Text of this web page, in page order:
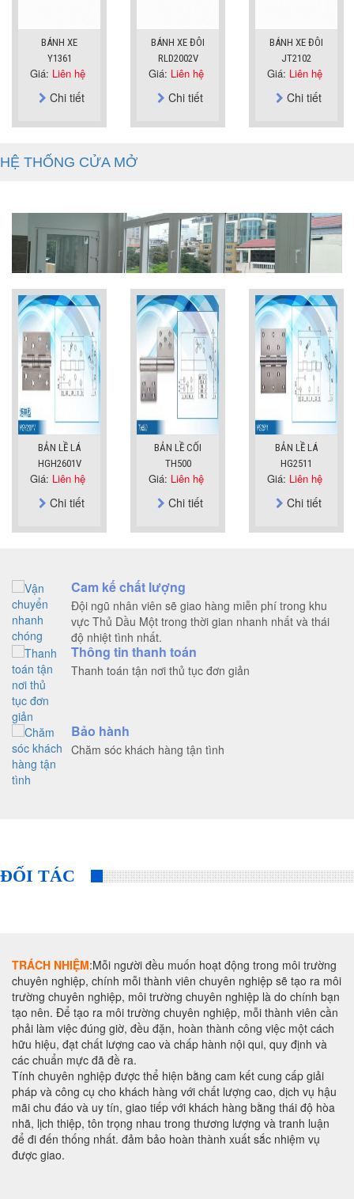
BÁNH XE
Y1361
Giá: Liên hệ
Chi tiết
BÁNH XE ĐÔI
RLD2002V
Giá: Liên hệ
Chi tiết
BÁNH XE ĐÔI
JT2102
Giá: Liên hệ
Chi tiết
HỆ THỐNG CỬA MỞ
BẢN LỀ LÁ
HGH2601V
Giá: Liên hệ
Chi tiết
BẢN LỀ CỐI
TH500
Giá: Liên hệ
Chi tiết
BẢN LỀ LÁ
HG2511
Giá: Liên hệ
Chi tiết
Cam kế chất lượng
Đội ngũ nhân viên sẽ giao hàng miễn phí trong khu
vực Thủ Dầu Một trong thời gian nhanh nhất và thái
độ nhiệt tình nhất.
Thông tin thanh toán
Thanh toán tận nơi thủ tục đơn giản
Bảo hành
Chăm sóc khách hàng tận tình
ĐỐI TÁC
TRÁCH NHIỆM:Mỗi người đều muốn hoạt động trong môi trường
chuyên nghiệp, chính mỗi thành viên chuyên nghiệp sẽ tạo ra môi
trường chuyên nghiệp, môi trường chuyên nghiệp là do chính bạn
tạo nên. Để tạo ra môi trường chuyên nghiệp, mỗi thành viên cần
phải làm việc đúng giờ, đều đặn, hoàn thành công việc một cách
hữu hiệu, đạt chất lượng cao và chấp hành nội qui, quy định và
các chuẩn mực đã đề ra.
Tính chuyên nghiệp được thể hiện bằng cam kết cung cấp giải
pháp và công cụ cho khách hàng với chất lượng cao, dịch vụ hậu
mãi chu đáo và uy tín, giao tiếp với khách hàng bằng thái độ hòa
nhã, lịch thiệp, tôn trọng nhau trong thương lượng và tranh luận
để đi đến thống nhất. đảm bảo hoàn thành xuất sắc nhiệm vụ
được giao.